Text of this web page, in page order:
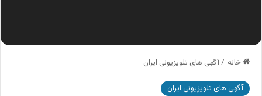
خانه /آگهی های تلویزیونی ایران
آگهی های تلویزیونی ایران